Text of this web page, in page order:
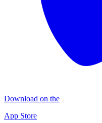
Download on the
App Store